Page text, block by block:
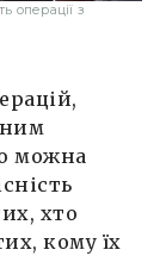
операції з
можна
хто
кому їх